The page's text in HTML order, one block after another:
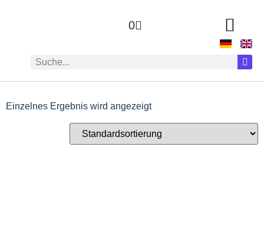
0
Einzelnes Ergebnis wird angezeigt